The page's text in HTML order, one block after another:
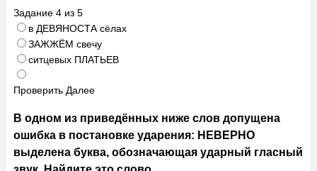
Задание 4из 5
в ДЕВЯНОСТА сёлах
ЗАЖЖЁМ свечу
ситцевых ПЛАТЬЕВ
Проверить Далее
В одном из приведённых ниже слов допущена
ошибка в постановке ударения: НЕВЕРНО
выделена буква, обозначающая ударный гласный